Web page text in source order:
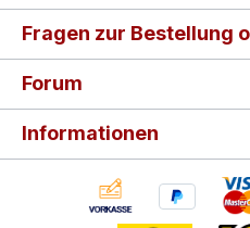
Fragen zur Bestellung
Forum
Informationen